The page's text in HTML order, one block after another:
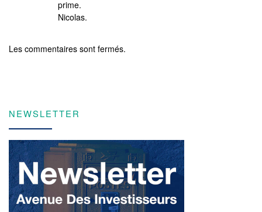
prime.
Nicolas.
Les commentaires sont fermés.
NEWSLETTER